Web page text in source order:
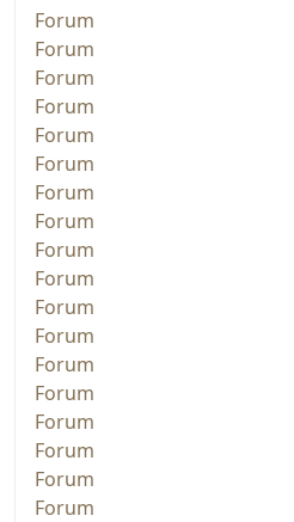
Forum
Forum
Forum
Forum
Forum
Forum
Forum
Forum
Forum
Forum
Forum
Forum
Forum
Forum
Forum
Forum
Forum
Forum